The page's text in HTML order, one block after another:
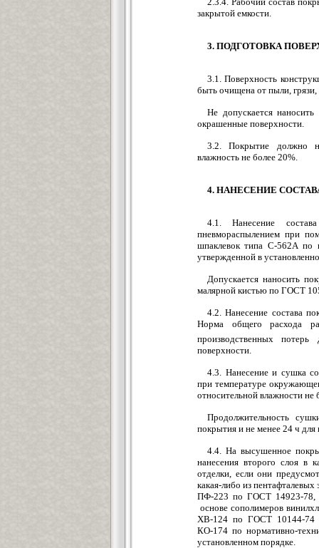
закрытой емкости.
3. ПОДГОТОВКА
3.1. Поверхность
быть очищена от пыли,
Не допускается
окрашенные поверхности.
3.2. Покрытие должно
влажность не более 20%.
4. НАНЕСЕНИЕ
4.1. Нанесение
пневмораспылением при
шпаклевок типа С-562А по
утвержденной в
Допускается наносить
малярной кистью по ГОСТ
4.2. Нанесение состава
Норма общего расхода
производственных
поверхности.
4.3. Нанесение и сушка
при температуре
относительной влажности не
Продолжительность
покрытия и не менее 24 ч для
4.4. На высушенное
нанесения второго слоя в
отделки, если они
какая-либо из
ПФ-223 по ГОСТ 14923-78,
основе сополимеров
ХВ-124 по ГОСТ 10144-74
КО-174 по нормативно-
установленном порядке.